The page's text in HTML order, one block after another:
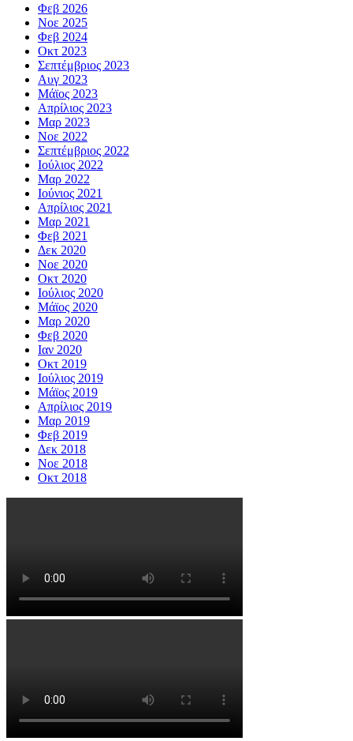
Φεβ 2026
Νοε 2025
Φεβ 2024
Οκτ 2023
Σεπτέμβριος 2023
Αυγ 2023
Μάϊος 2023
Απρίλιος 2023
Μαρ 2023
Νοε 2022
Σεπτέμβριος 2022
Ιούλιος 2022
Μαρ 2022
Ιούνιος 2021
Απρίλιος 2021
Μαρ 2021
Φεβ 2021
Δεκ 2020
Νοε 2020
Οκτ 2020
Ιούλιος 2020
Μάϊος 2020
Μαρ 2020
Φεβ 2020
Ιαν 2020
Οκτ 2019
Ιούλιος 2019
Μάϊος 2019
Απρίλιος 2019
Μαρ 2019
Φεβ 2019
Δεκ 2018
Νοε 2018
Οκτ 2018